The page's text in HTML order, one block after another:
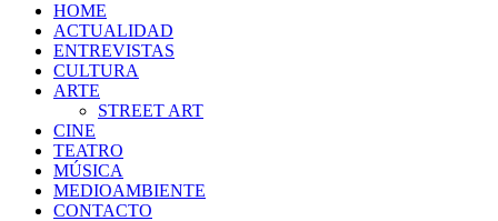
HOME
ACTUALIDAD
ENTREVISTAS
CULTURA
ARTE
STREET ART
CINE
TEATRO
MÚSICA
MEDIOAMBIENTE
CONTACTO